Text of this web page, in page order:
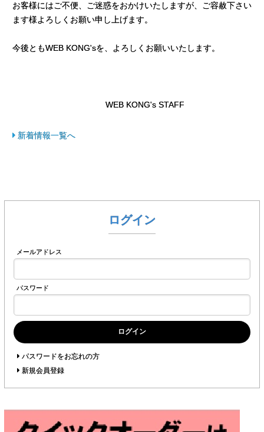
お客様にはご不便、ご迷惑をおかけいたしますが、ご容赦下さい
ます様よろしくお願い申し上げます。
今後ともWEB KONG'sを、よろしくお願いいたします。
WEB KONG's STAFF
新着情報一覧へ
ログイン
メールアドレス
パスワード
ログイン
パスワードをお忘れの方
新規会員登録